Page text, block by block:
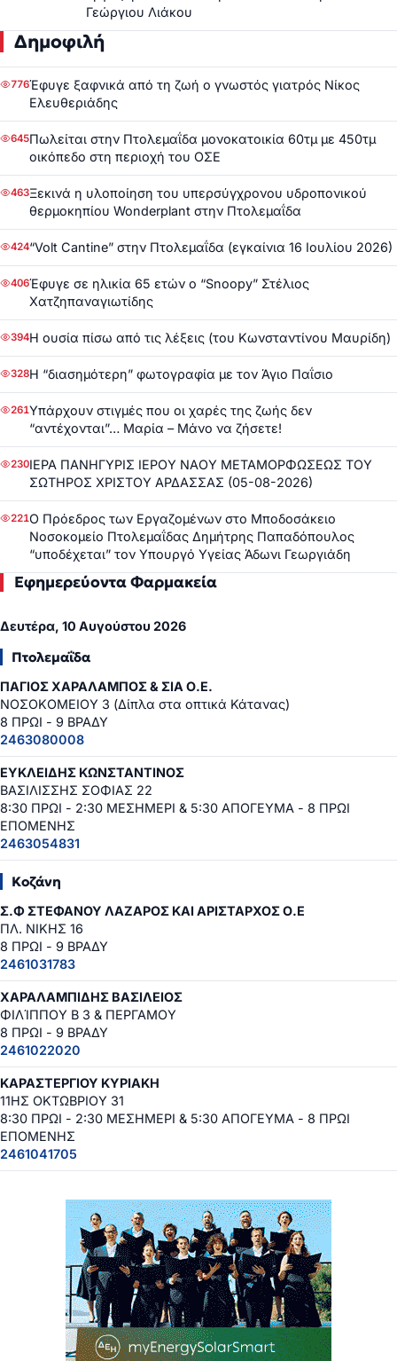
Γεώργιου Λιάκου
Δημοφιλή
776Έφυγε ξαφνικά από τη ζωή ο γνωστός γιατρός Νίκος
Ελευθεριάδης
645Πωλείται στην Πτολεμαΐδα μονοκατοικία 60τμ με 450τμ
οικόπεδο στη περιοχή του ΟΣΕ
463Ξεκινά η υλοποίηση του υπερσύγχρονου υδροπονικού
θερμοκηπίου Wonderplant στην Πτολεμαΐδα
424“Volt Cantine” στην Πτολεμαΐδα (εγκαίνια 16 Ιουλίου 2026)
406Έφυγε σε ηλικία 65 ετών ο “Snoopy” Στέλιος
Χατζηπαναγιωτίδης
394Η ουσία πίσω από τις λέξεις (του Κωνσταντίνου Μαυρίδη)
328Η “διασημότερη” φωτογραφία με τον Άγιο Παΐσιο
261Υπάρχουν στιγμές που οι χαρές της ζωής δεν
“αντέχονται”… Μαρία – Μάνο να ζήσετε!
230ΙΕΡΑ ΠΑΝΗΓΥΡΙΣ ΙΕΡΟΥ ΝΑΟΥ ΜΕΤΑΜΟΡΦΩΣΕΩΣ ΤΟΥ
ΣΩΤΗΡΟΣ ΧΡΙΣΤΟΥ ΑΡΔΑΣΣΑΣ (05-08-2026)
221Ο Πρόεδρος των Εργαζομένων στο Μποδοσάκειο
Νοσοκομείο Πτολεμαΐδας Δημήτρης Παπαδόπουλος
“υποδέχεται” τον Υπουργό Υγείας Άδωνι Γεωργιάδη
Εφημερεύοντα Φαρμακεία
Δευτέρα, 10 Αυγούστου 2026
Πτολεμαΐδα
ΠΑΓΙΟΣ ΧΑΡΑΛΑΜΠΟΣ & ΣΙΑ Ο.Ε.
ΝΟΣΟΚΟΜΕΙΟΥ 3 (Δίπλα στα οπτικά Κάτανας)
8 ΠΡΩΙ - 9 ΒΡΑΔΥ
2463080008
ΕΥΚΛΕΙΔΗΣ ΚΩΝΣΤΑΝΤΙΝΟΣ
ΒΑΣΙΛΙΣΣΗΣ ΣΟΦΙΑΣ 22
8:30 ΠΡΩΙ - 2:30 ΜΕΣΗΜΕΡΙ & 5:30 ΑΠΟΓΕΥΜΑ - 8 ΠΡΩΙ
ΕΠΟΜΕΝΗΣ
2463054831
Κοζάνη
Σ.Φ ΣΤΕΦΑΝΟΥ ΛΑΖΑΡΟΣ ΚΑΙ ΑΡΙΣΤΑΡΧΟΣ Ο.Ε
ΠΛ. ΝΙΚΗΣ 16
8 ΠΡΩΙ - 9 ΒΡΑΔΥ
2461031783
ΧΑΡΑΛΑΜΠΙΔΗΣ ΒΑΣΙΛΕΙΟΣ
ΦΙΛΊΠΠΟΥ Β 3 & ΠΕΡΓΑΜΟΥ
8 ΠΡΩΙ - 9 ΒΡΑΔΥ
2461022020
ΚΑΡΑΣΤΕΡΓΙΟΥ ΚΥΡΙΑΚΗ
11ΗΣ ΟΚΤΩΒΡΙΟΥ 31
8:30 ΠΡΩΙ - 2:30 ΜΕΣΗΜΕΡΙ & 5:30 ΑΠΟΓΕΥΜΑ - 8 ΠΡΩΙ
ΕΠΟΜΕΝΗΣ
2461041705